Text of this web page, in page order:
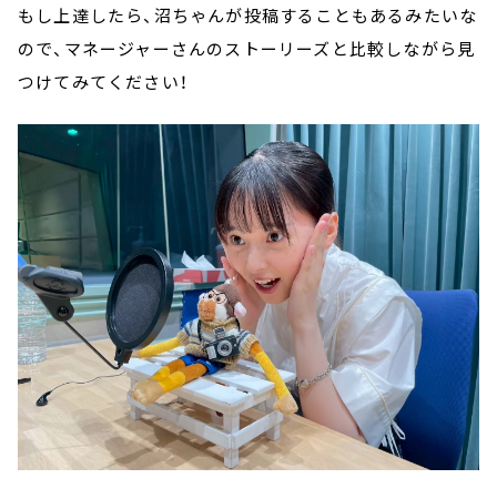
もし上達したら、沼ちゃんが投稿することもあるみたいな
ので、マネージャーさんのストーリーズと比較しながら見
つけてみてください！